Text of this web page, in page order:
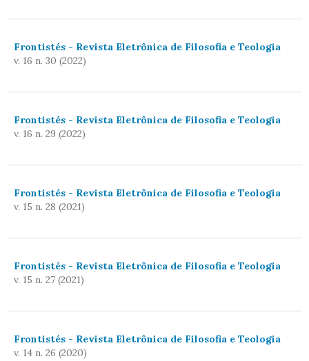
Frontistés - Revista Eletrônica de Filosofia e Teologia
v. 16 n. 30 (2022)
Frontistés - Revista Eletrônica de Filosofia e Teologia
v. 16 n. 29 (2022)
Frontistés - Revista Eletrônica de Filosofia e Teologia
v. 15 n. 28 (2021)
Frontistés - Revista Eletrônica de Filosofia e Teologia
v. 15 n. 27 (2021)
Frontistés - Revista Eletrônica de Filosofia e Teologia
v. 14 n. 26 (2020)